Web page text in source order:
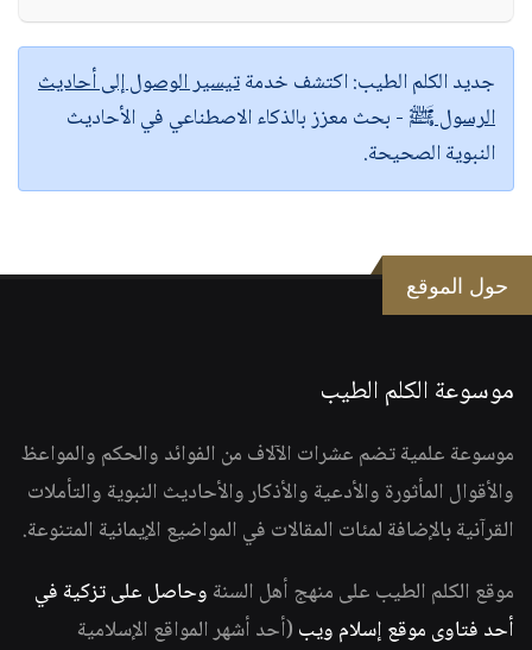
جديد الكلم الطيب:اكتشف خدمةتيسير الوصول إلى أحاديث
الرسول ﷺ - بحث معزز بالذكاء الاصطناعي في الأحاديث
النبوية الصحيحة.
حول الموقع
موسوعة الكلم الطيب
موسوعة علمية تضم عشرات الآلاف من الفوائد والحكم والمواعظ
والأقوال المأثورة والأدعية والأذكار والأحاديث النبوية والتأملات
القرآنية بالإضافة لمئات المقالات في المواضيع الإيمانية المتنوعة.
موقع الكلم الطيب على منهج أهل السنة وحاصل على تزكية في
أحد فتاوى موقع إسلام ويب (أحد أشهر المواقع الإسلامية